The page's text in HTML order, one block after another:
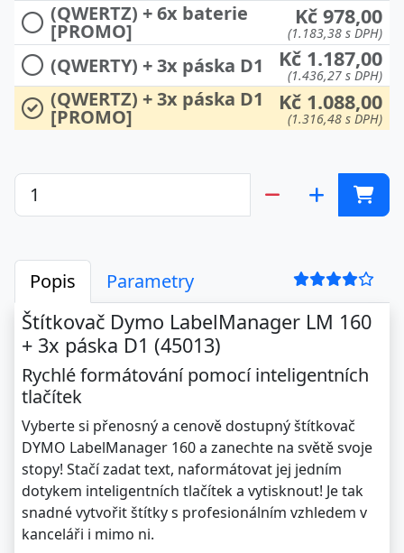
(QWERTZ) + 6x baterie
[PROMO]
Kč 978,00
(1.183,38 s DPH)
(QWERTY) + 3x páska D1 Kč 1.187,00
(1.436,27 s DPH)
(QWERTZ) + 3x páska D1
[PROMO]
Kč 1.088,00
(1.316,48 s DPH)
Popis Parametry
Štítkovač Dymo LabelManager LM 160
+ 3x páska D1 (45013)
Rychlé formátování pomocí inteligentních
tlačítek
Vyberte si přenosný a cenově dostupný štítkovač
DYMO LabelManager 160 a zanechte na světě svoje
stopy! Stačí zadat text, naformátovat jej jedním
dotykem inteligentních tlačítek a vytisknout! Je tak
snadné vytvořit štítky s profesionálním vzhledem v
kanceláři i mimo ni.